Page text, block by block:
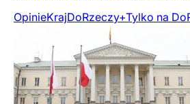
OpinieKrajDoRzeczy+Tylko na